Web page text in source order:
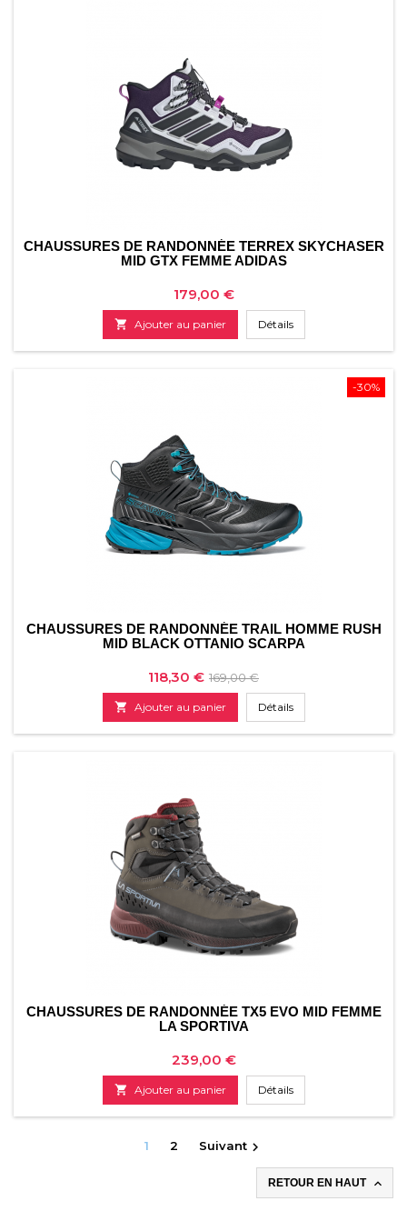
CHAUSSURES DE RANDONNÉE TERREX SKYCHASER
MID GTX FEMME ADIDAS
Prix
179,00 €
 Ajouter au panier Détails
-30%
CHAUSSURES DE RANDONNÉE TRAIL HOMME RUSH
MID BLACK OTTANIO SCARPA
Prix
118,30 € Prix
de
base
169,00 €
 Ajouter au panier Détails
CHAUSSURES DE RANDONNÉE TX5 EVO MID FEMME
LA SPORTIVA
Prix
239,00 €
 Ajouter au panier Détails
1 2 Suivant
RETOUR EN HAUT 